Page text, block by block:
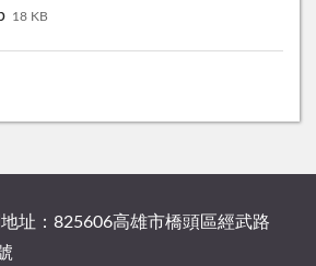
18 KB
址：825606高雄市橋頭區經武路